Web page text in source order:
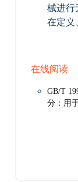
械进行
在定义
在线阅读
GB/T
分：用